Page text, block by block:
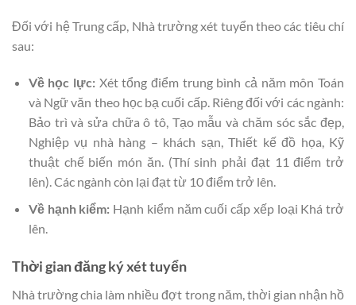
Đối với hệ Trung cấp, Nhà trường xét tuyển theo các tiêu chí
sau:
Về học lực: Xét tổng điểm trung bình cả năm môn Toán
và Ngữ văn theo học bạ cuối cấp. Riêng đối với các ngành:
Bảo trì và sửa chữa ô tô, Tạo mẫu và chăm sóc sắc đẹp,
Nghiệp vụ nhà hàng – khách sạn, Thiết kế đồ họa, Kỹ
thuật chế biến món ăn. (Thí sinh phải đạt 11 điểm trở
lên). Các ngành còn lại đạt từ 10 điểm trở lên.
Về hạnh kiểm: Hạnh kiểm năm cuối cấp xếp loại Khá trở
lên.
Thời gian đăng ký xét tuyển
Nhà trường chia làm nhiều đợt trong năm, thời gian nhận hồ